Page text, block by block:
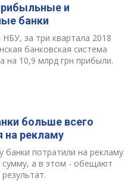
и
банки
за три квартала 2018
банковская система
на 10,9 млрд грн прибыли.
больше всего
на рекламу
банки потратили на рекламу
сумму, а в этом - обещают